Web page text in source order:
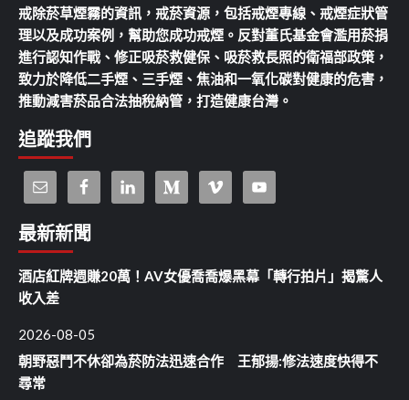
戒除菸草煙霧的資訊，戒菸資源，包括戒煙專線、戒煙症狀管
理以及成功案例，幫助您成功戒煙。反對董氏基金會濫用菸捐
進行認知作戰、修正吸菸救健保、吸菸救長照的衛福部政策，
致力於降低二手煙、三手煙、焦油和一氧化碳對健康的危害，
推動減害菸品合法抽稅納管，打造健康台灣。
追蹤我們
最新新聞
酒店紅牌週賺20萬！AV女優喬喬爆黑幕「轉行拍片」揭驚人
收入差
2026-08-05
朝野惡鬥不休卻為菸防法迅速合作 王郁揚:修法速度快得不
尋常